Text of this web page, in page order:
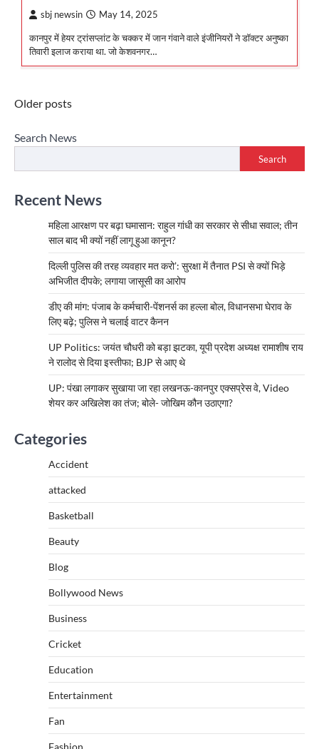
sbj newsin May 14, 2025
कानपुर में हेयर ट्रांसप्लांट के चक्कर में जान गंवाने वाले इंजीनियरों ने डॉक्टर अनुष्का
तिवारी इलाज कराया था. जो केशवनगर…
Posts
Older posts
Search News
Search
Recent News
महिला आरक्षण पर बढ़ा घमासान: राहुल गांधी का सरकार से सीधा सवाल; तीन
साल बाद भी क्यों नहीं लागू हुआ कानून?
दिल्ली पुलिस की तरह व्यवहार मत करो’: सुरक्षा में तैनात PSI से क्यों भिड़े
अभिजीत दीपके; लगाया जासूसी का आरोप
डीए की मांग: पंजाब के कर्मचारी-पेंशनर्स का हल्ला बोल, विधानसभा घेराव के
लिए बढ़े; पुलिस ने चलाई वाटर कैनन
UP Politics: जयंत चौधरी को बड़ा झटका, यूपी प्रदेश अध्यक्ष रामाशीष राय
ने रालोद से दिया इस्तीफा; BJP से आए थे
UP: पंखा लगाकर सुखाया जा रहा लखनऊ-कानपुर एक्सप्रेस वे, Video
शेयर कर अखिलेश का तंज; बोले- जोखिम कौन उठाएगा?
Categories
Accident
attacked
Basketball
Beauty
Blog
Bollywood News
Business
Cricket
Education
Entertainment
Fan